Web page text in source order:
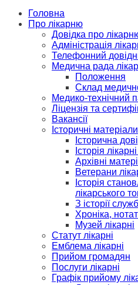
Головна
Про лікарню
Довідка про
Адміністрація
Телефонний
Медична рада
Положення
Склад
Медико-технічний
Ліцензія та
Вакансії
Історичні матеріали
Історична
Історія
Архівні
Ветерани
Історія
лікарського
З історії
Хроніка,
Музей лікарні
Статут лікарні
Емблема лікарні
Прийом громадян
Послуги лікарні
Графік прийому